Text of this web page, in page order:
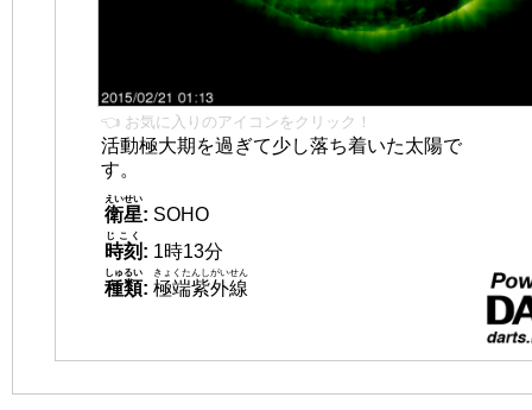
👈 お気に入りのアイコンをクリック！
活動極大期を過ぎて少し落ち着いた太陽で
す。
衛星
えいせい
: SOHO
時刻
じこく
: 1時13分
種類
しゅるい
: 極端紫外線
きょくたんしがいせん